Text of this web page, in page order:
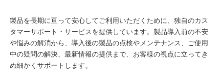
製品を長期に亘って安心してご利用いただくために、独自のカス
タマーサポート・サービスを提供しています。製品導入前の不安
や悩みの解消から、導入後の製品の点検やメンテナンス、ご使用
中の疑問の解決、最新情報の提供まで、お客様の視点に立ってき
め細かくサポートします。